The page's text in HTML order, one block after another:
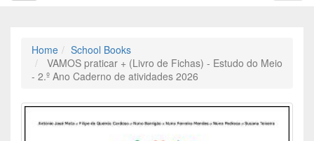
Home
School Books
VAMOS praticar + (Livro de Fichas) - Estudo do Meio
- 2.º Ano Caderno de atividades 2026